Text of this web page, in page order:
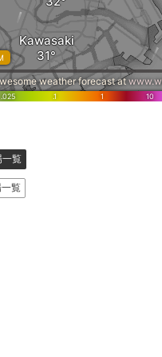
一覧
覧